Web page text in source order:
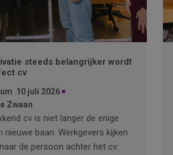
steeds belangrijker wordt
cv
10 juli 2026
Zwaan
cv is niet langer de enige
nieuwe baan. Werkgevers kijken
de persoon achter het cv: